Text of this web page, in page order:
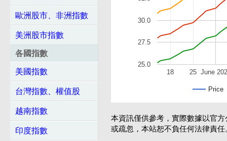
歐洲股市、非洲指數
美洲股市指數
各國指數
美國指數
台灣指數、權值股
越南指數
印度指數
Price
June
18 25
25.0
27.5
30.0
本資訊僅供參考，實際數據以官
或疏忽，本站恕不負任何法律責任